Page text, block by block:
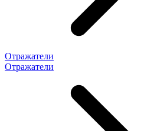
Отражатели
Отражатели